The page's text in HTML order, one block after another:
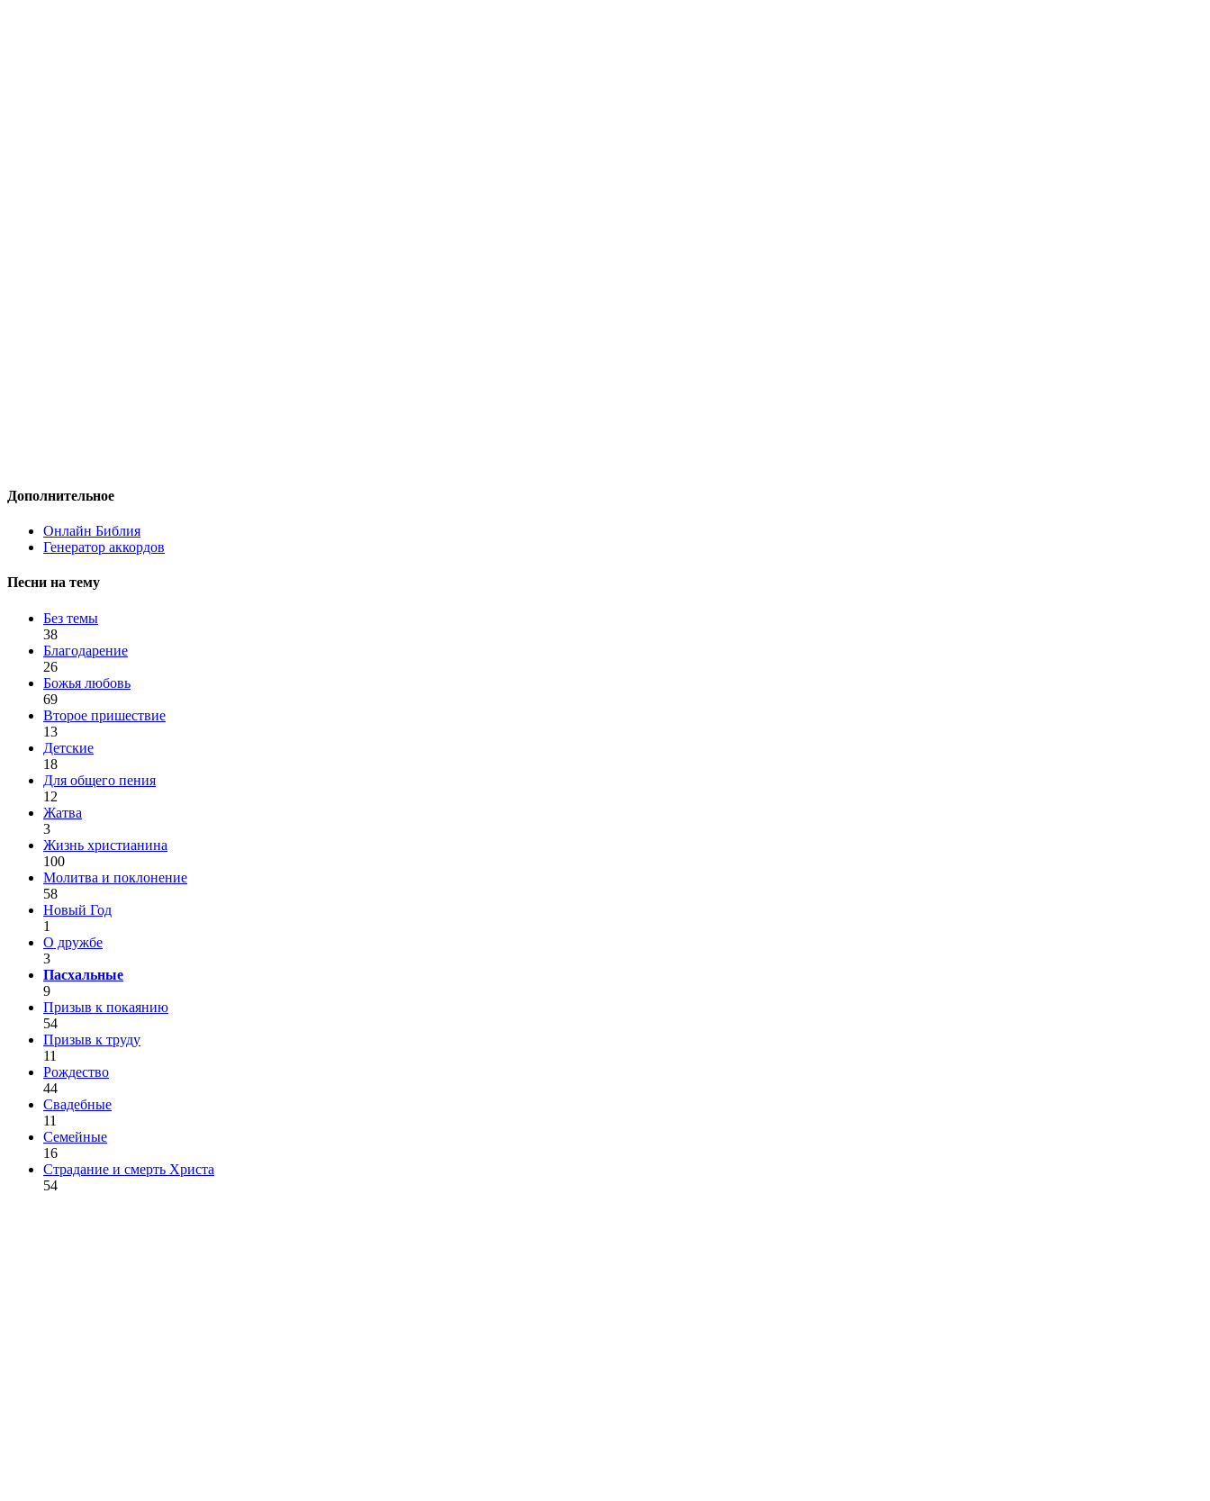
Дополнительное
Онлайн Библия
Генератор аккордов
Песни на тему
Без темы
38
Благодарение
26
Божья любовь
69
Второе пришествие
13
Детские
18
Для общего пения
12
Жатва
3
Жизнь христианина
100
Молитва и поклонение
58
Новый Год
1
О дружбе
3
Пасхальные
9
Призыв к покаянию
54
Призыв к труду
11
Рождество
44
Свадебные
11
Семейные
16
Страдание и смерть Христа
54